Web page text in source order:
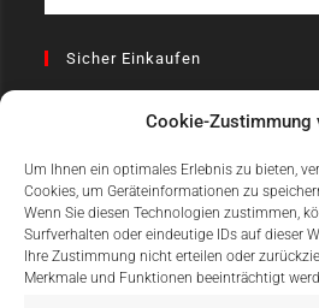
Cookie-Zustimmung
Um Ihnen ein optimales Erlebnis zu bieten,
Cookies, um Geräteinformationen zu
Wenn Sie diesen Technologien zustimmen,
Surfverhalten oder eindeutige IDs auf dieser
Ihre Zustimmung nicht erteilen oder
Merkmale und Funktionen beeinträchtigt
Sicher Einkaufen
Einfach Online Bezahlen